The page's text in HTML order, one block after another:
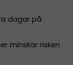
dagar på
minskar risken